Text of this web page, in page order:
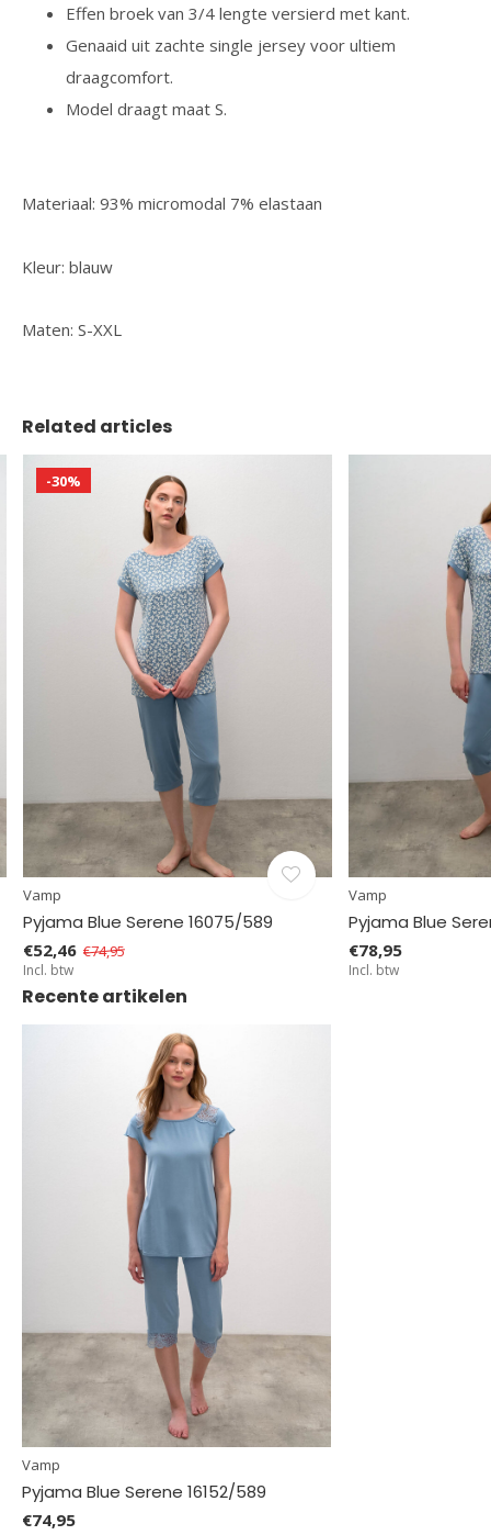
Effen broek van 3/4 lengte versierd met kant.
Genaaid uit zachte single jersey voor ultiem
draagcomfort.
Model draagt maat S.
Materiaal: 93% micromodal 7% elastaan
Kleur: blauw
Maten: S-XXL
Related articles
-30%
Vamp
Pyjama Blue Serene 16075/589
€52,46 €74,95
Incl. btw
Vamp
Pyjama Blue
€78,95
Incl. btw
Recente artikelen
Vamp
Pyjama Blue Serene 16152/589
€74,95